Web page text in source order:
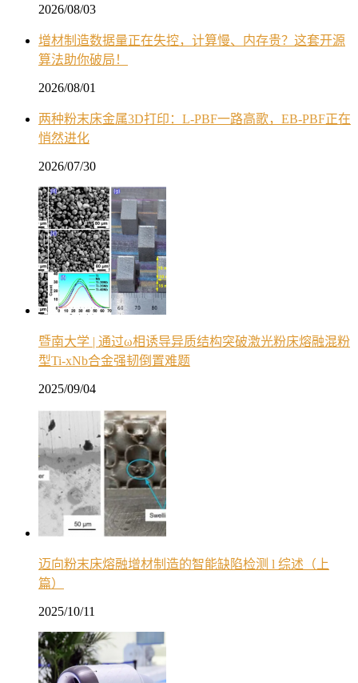
2026/08/03
增材制造数据量正在失控，计算慢、内存贵？这套开源
算法助你破局！
2026/08/01
两种粉末床金属3D打印：L-PBF一路高歌，EB-PBF正在
悄然进化
2026/07/30
暨南大学 | 通过ω相诱导异质结构突破激光粉床熔融混粉
型Ti-xNb合金强韧倒置难题
2025/09/04
迈向粉末床熔融增材制造的智能缺陷检测 l 综述（上
篇）
2025/10/11